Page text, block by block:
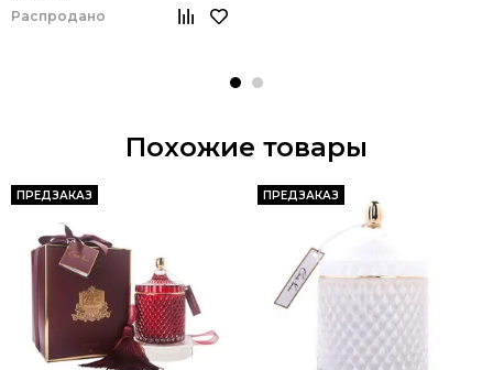
Распродано
Похожие товары
ПРЕДЗАКАЗ ПРЕДЗАКАЗ